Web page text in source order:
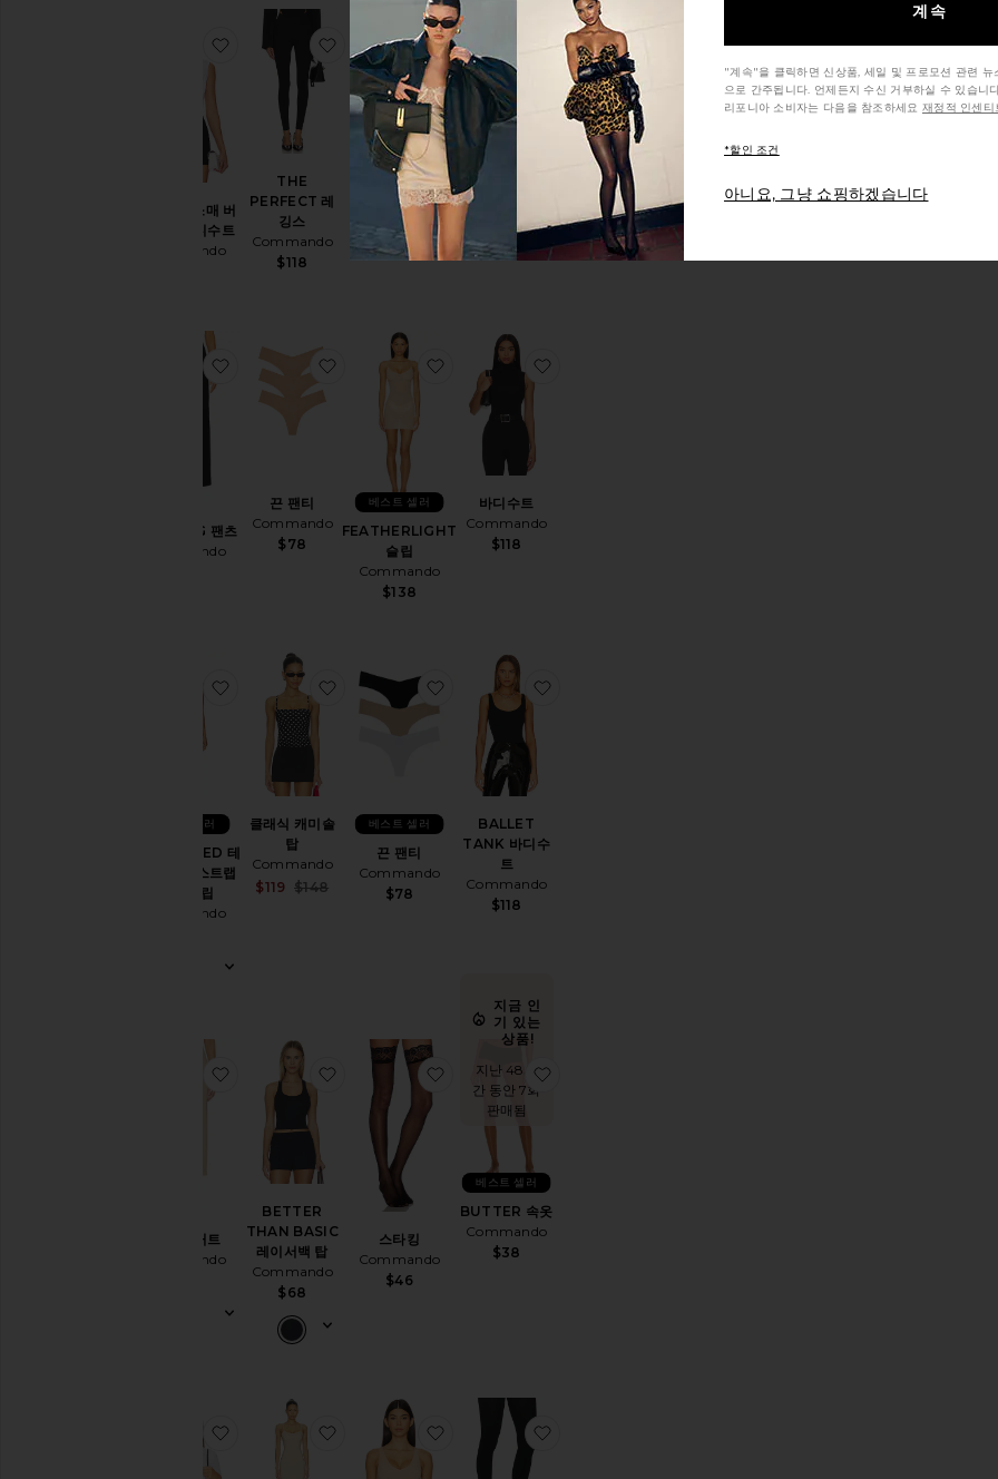
클래식 민소매 버
튼다운 바디수트
Commando
찜상품클래식 민소매 버튼다운 바디수트
THE
PERFECT 레
깅스
Commando
$118
찜상품THE PERFECT 레깅스
바디수트
Commando
$138
찜상품바디수트
INVISIBLE
Commando
찜상품INVISIBLE RIB 팬티
WIDE LEG 팬츠
Commando
찜상품WIDE LEG 팬츠
끈 팬티
Commando
$78
찜상품끈 팬티
FEATHERLIGHT
슬립
Commando
$138
베스트 셀러
찜상품FEATHERLIGHT 슬립
바디수트
Commando
$118
TWO-FACED 테
크 컨트롤 스트랩
리스 슬립
Commando
베스트 셀러
찜상품TWO-FACED 테크 컨트롤 스트랩리스 슬립
클래식 캐미솔
탑
Commando
Sale price:
$119
Previous price:
$148
찜상품클래식 캐미솔 탑
끈 팬티
Commando
$78
베스트 셀러
찜상품끈 팬티
BALLET
TANK 바디수
트
Commando
$118
슬립 스커트
Commando
찜상품슬립 스커트
BETTER
THAN BASIC
레이서백 탑
Commando
$68
찜상품BETTER THAN BASIC 레이서백 탑
스타킹
Commando
$46
찜상품스타킹
지금 인
기 있는
상품!
지난 48시
간 동안 7회
판매됨
BUTTER 속옷
Commando
$38
베스트 셀러
찜상품클래식 골지 버튼다운 보디수트
찜상품ZONE 슬립 원피스찜상품COMFY 편안한
계속
"계속"을 클릭하면 신상품, 세일 및 프로모션 관련 뉴
으로 간주됩니다. 언제든지 수신 거부하실 수 있습니
리포니아 소비자는 다음을 참조하세요 재정적 인센티
*할인 조건
아니요, 그냥 쇼핑하겠습니다